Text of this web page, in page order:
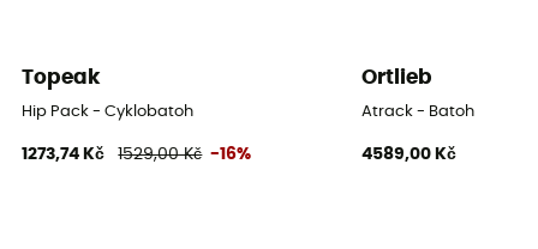
Topeak
Hip Pack - Cyklobatoh
1273,74 Kč 1529,00 Kč -16%
Ortlieb
Atrack - Batoh
4589,00 Kč